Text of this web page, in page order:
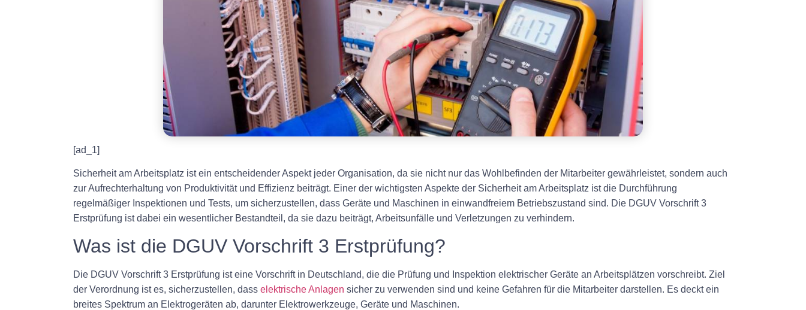
[ad_1]
Sicherheit am Arbeitsplatz ist ein entscheidender Aspekt jeder Organisation, da sie nicht nur das Wohlbefinden der Mitarbeiter gewährleistet, sondern auch
zur Aufrechterhaltung von Produktivität und Effizienz beiträgt. Einer der wichtigsten Aspekte der Sicherheit am Arbeitsplatz ist die Durchführung
regelmäßiger Inspektionen und Tests, um sicherzustellen, dass Geräte und Maschinen in einwandfreiem Betriebszustand sind. Die DGUV Vorschrift 3
Erstprüfung ist dabei ein wesentlicher Bestandteil, da sie dazu beiträgt, Arbeitsunfälle und Verletzungen zu verhindern.
Was ist die DGUV Vorschrift 3 Erstprüfung?
Die DGUV Vorschrift 3 Erstprüfung ist eine Vorschrift in Deutschland, die die Prüfung und Inspektion elektrischer Geräte an Arbeitsplätzen vorschreibt. Ziel
der Verordnung ist es, sicherzustellen, dass elektrische Anlagen sicher zu verwenden sind und keine Gefahren für die Mitarbeiter darstellen. Es deckt ein
breites Spektrum an Elektrogeräten ab, darunter Elektrowerkzeuge, Geräte und Maschinen.